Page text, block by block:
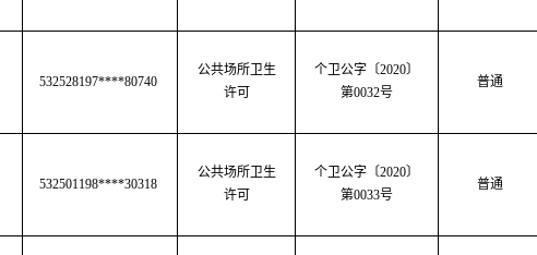
532528197****80740
公共场所卫生
许可
个卫公字 〔2020〕
第0032号
普通
532501198****30318
公共场所卫生
许可
个卫公字 〔2020〕
第0033号
普通